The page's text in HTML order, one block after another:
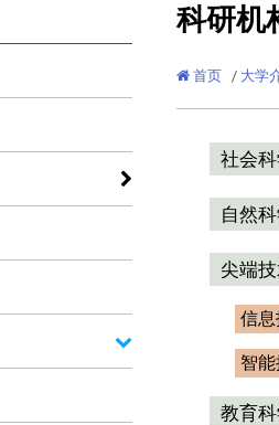
科研机
首页 / 大学
社会
自然
尖端
信
智
教育